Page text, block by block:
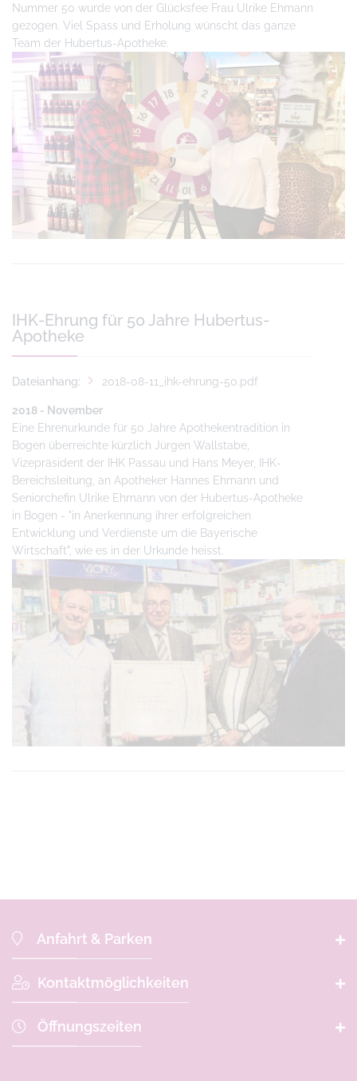
Nummer 50 wurde von der Glücksfee Frau Ulrike Ehmann
gezogen. Viel Spass und Erholung wünscht das ganze
Team der Hubertus-Apotheke.
IHK-Ehrung für 50 Jahre Hubertus-
Apotheke
Dateianhang: 2018-08-11_ihk-ehrung-50.pdf
2018 - November
Eine Ehrenurkunde für 50 Jahre Apothekentradition in
Bogen überreichte kürzlich Jürgen Wallstabe,
Vizepräsident der IHK Passau und Hans Meyer, IHK-
Bereichsleitung, an Apotheker Hannes Ehmann und
Seniorchefin Ulrike Ehmann von der Hubertus-Apotheke
in Bogen - "in Anerkennung ihrer erfolgreichen
Entwicklung und Verdienste um die Bayerische
Wirtschaft", wie es in der Urkunde heisst.
Anfahrt & Parken
Hubertus-Apotheke Bogen
Bahnhofstraße 15
D- 94327 Bogen
Kontaktmöglichkeiten
+49 (0)9422 - 1886
Öffnungszeiten